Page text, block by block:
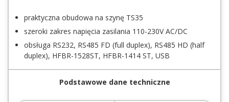
praktyczna obudowa na szynę TS35
szeroki zakres napięcia zasilania 110-230V AC/DC
obsługa RS232, RS485 FD (full duplex), RS485 HD (half
duplex), HFBR-1528ST, HFBR-1414 ST, USB
Podstawowe dane techniczne